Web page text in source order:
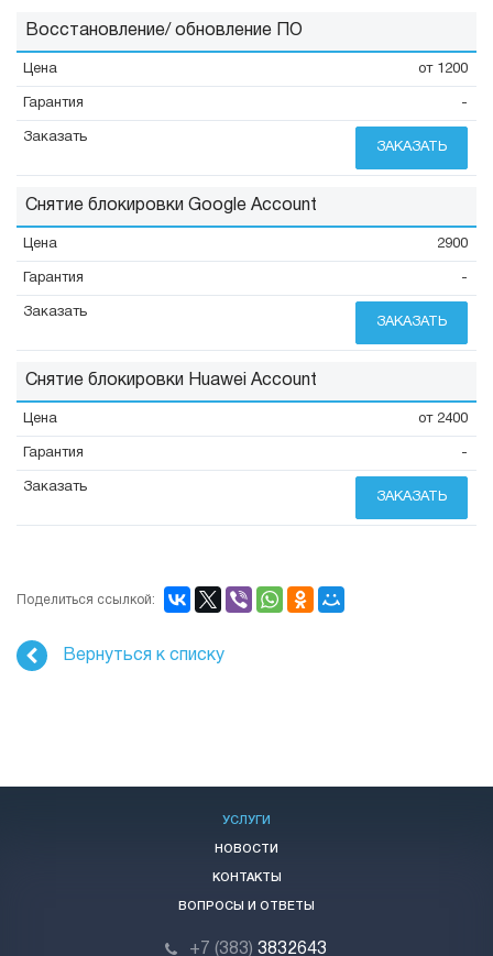
Восстановление/ обновление ПО
от 1200
-
ЗАКАЗАТЬ
Снятие блокировки Google Account
2900
-
ЗАКАЗАТЬ
Снятие блокировки Huawei Account
от 2400
-
ЗАКАЗАТЬ
Поделиться ссылкой:
Вернуться к списку
УСЛУГИ
НОВОСТИ
КОНТАКТЫ
ВОПРОСЫ И ОТВЕТЫ
+7 (383) 3832643